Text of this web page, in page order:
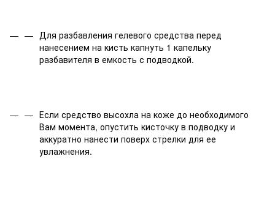
Для разбавления гелевого средства перед
нанесением на кисть капнуть 1 капельку
разбавителя в емкость с подводкой.
Если средство высохла на коже до необходимого
Вам момента, опустить кисточку в подводку и
аккуратно нанести поверх стрелки для ее
увлажнения.